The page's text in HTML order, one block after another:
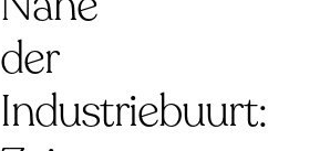
der
Industriebuurt: